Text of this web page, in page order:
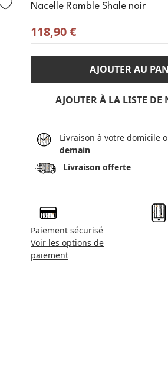
Nacelle Ramble Shale noir
118,90 €
AJOUTER AU
AJOUTER À LA LISTE DE
Livraison à votre domicile
demain
Livraison offerte
Paiement sécurisé
Voir les options de
paiement